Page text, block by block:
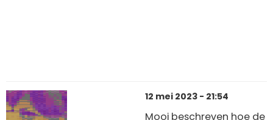
12 mei 2023 - 21:54
Mooi beschreven hoe de